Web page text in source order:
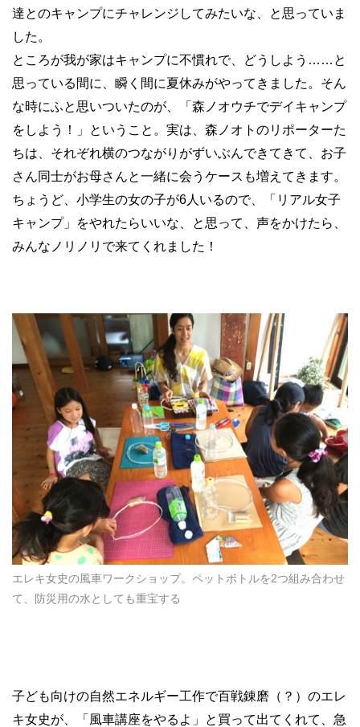
達とのキャンプにチャレンジしてみたいな、と思っていま
した。
ところが我が家はキャンプに不慣れで、どうしよう……と
思っている間に、瞬く間に夏休みがやってきました。そん
な時にふと思いついたのが、「森ノオウチでデイキャンプ
をしよう！」ということ。実は、森ノオトのリポーターた
ちは、それぞれ横のつながりがずいぶんできてきて、お子
さん同士がお母さんと一緒に会うケースも増えてきます。
ちょうど、小学生の女の子が6人いるので、「リアル女子
キャンプ」をやれたらいいな、と思って、声をかけたら、
みんなノリノリで来てくれました！
エレキ女史の風車ワークショップ。ペットボトルを2つ組み合わせ
て、防災用の水としても重宝する
子ども向けの自然エネルギー工作で百戦錬磨（？）のエレ
キ女史が、「風車講座をやるよ」と買って出てくれて、急